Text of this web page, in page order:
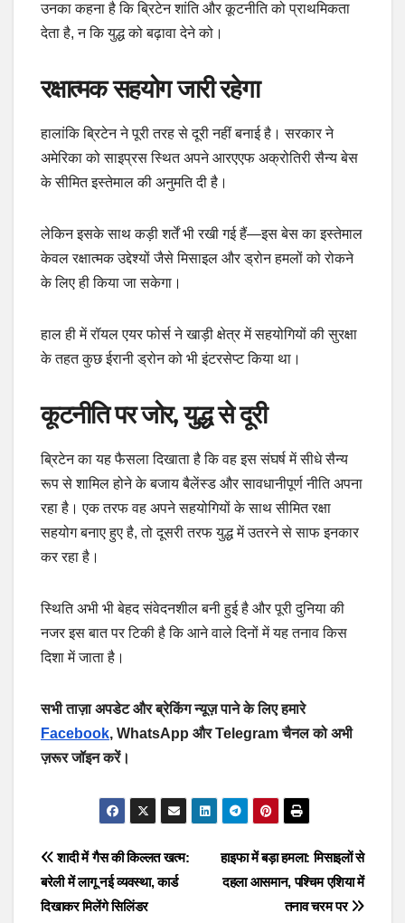
उनका कहना है कि ब्रिटेन शांति और कूटनीति को प्राथमिकता
देता है, न कि युद्ध को बढ़ावा देने को।
रक्षात्मक सहयोग जारी रहेगा
हालांकि ब्रिटेन ने पूरी तरह से दूरी नहीं बनाई है। सरकार ने
अमेरिका को साइप्रस स्थित अपने आरएएफ अक्रोतिरी सैन्य बेस
के सीमित इस्तेमाल की अनुमति दी है।
लेकिन इसके साथ कड़ी शर्तें भी रखी गई हैं—इस बेस का इस्तेमाल
केवल रक्षात्मक उद्देश्यों जैसे मिसाइल और ड्रोन हमलों को रोकने
के लिए ही किया जा सकेगा।
हाल ही में रॉयल एयर फोर्स ने खाड़ी क्षेत्र में सहयोगियों की सुरक्षा
के तहत कुछ ईरानी ड्रोन को भी इंटरसेप्ट किया था।
कूटनीति पर जोर, युद्ध से दूरी
ब्रिटेन का यह फैसला दिखाता है कि वह इस संघर्ष में सीधे सैन्य
रूप से शामिल होने के बजाय बैलेंस्ड और सावधानीपूर्ण नीति अपना
रहा है। एक तरफ वह अपने सहयोगियों के साथ सीमित रक्षा
सहयोग बनाए हुए है, तो दूसरी तरफ युद्ध में उतरने से साफ इनकार
कर रहा है।
स्थिति अभी भी बेहद संवेदनशील बनी हुई है और पूरी दुनिया की
नजर इस बात पर टिकी है कि आने वाले दिनों में यह तनाव किस
दिशा में जाता है।
सभी ताज़ा अपडेट और ब्रेकिंग न्यूज़ पाने के लिए हमारे
Facebook, WhatsApp और Telegram चैनल को अभी
ज़रूर जॉइन करें।
Post
navigation
हाइफा में बड़ा हमला: मिसाइलों से
दहला आसमान, पश्चिम एशिया में
तनाव चरम पर
शादी में गैस की किल्लत खत्म:
बरेली में लागू नई व्यवस्था, कार्ड
दिखाकर मिलेंगे सिलिंडर